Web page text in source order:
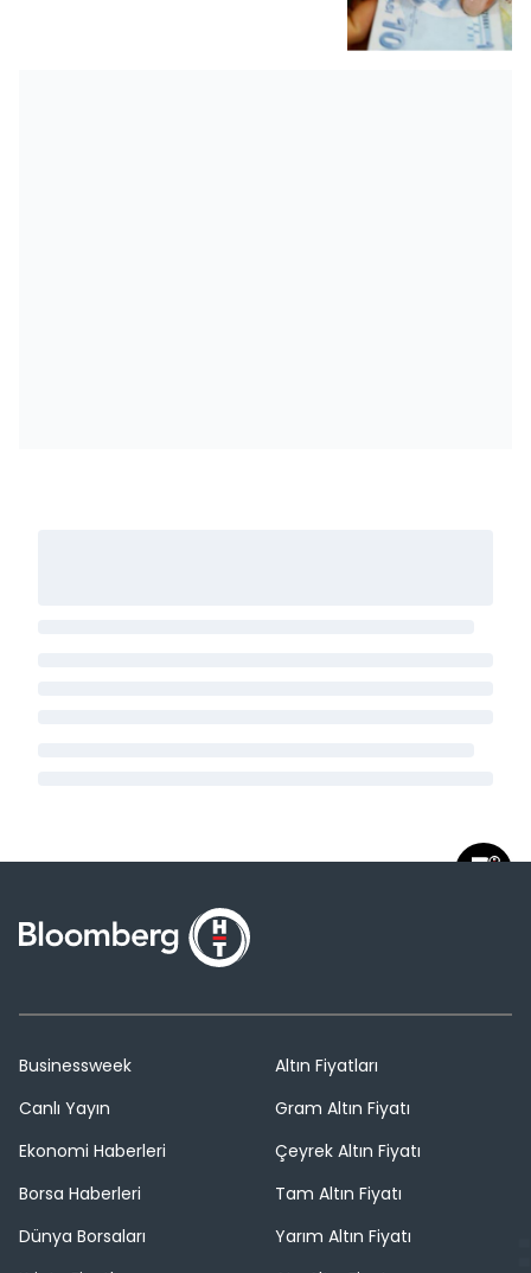
Businessweek
Canlı Yayın
Ekonomi Haberleri
Borsa Haberleri
Dünya Borsaları
Altın Fiyatları
Gram Altın Fiyatı
Çeyrek Altın Fiyatı
Tam Altın Fiyatı
Yarım Altın Fiyatı